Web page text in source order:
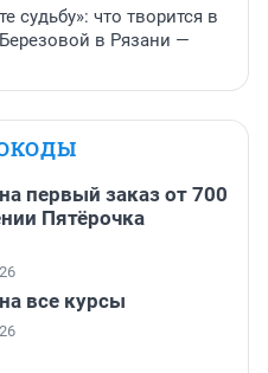
судьбу»: что творится в
в Рязани —
первый заказ от 700
Пятёрочка
все курсы